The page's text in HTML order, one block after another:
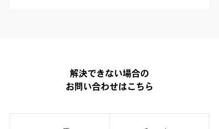
解決できない場合の
お問い合わせはこちら